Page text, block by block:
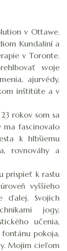
v Ottawe.
Kundaliní a
v Toronte.
svoje
ajurvédy,
inštitúte a v
rokov som sa
ma fascinovalo
k hlbšiemu
rovnováhy a
prispieť k rastu
vyššieho
ďalej. Svojich
jogy,
učenia,
pokoja,
Mojim cieľom